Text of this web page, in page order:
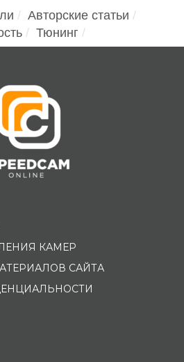
Авторские статьи
Тюнинг
КАМЕР
САЙТА